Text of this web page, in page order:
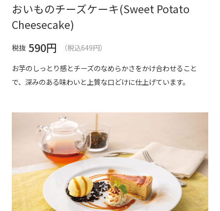
おいものチーズケーキ(Sweet Potato
Cheesecake)
税抜 590円
（税込649円）
お芋のしっとり感とチーズのなめらかさをかけ合わせること
で、深みのある味わいと上質な口どけに仕上げています。